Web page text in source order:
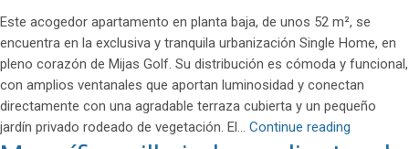
Este acogedor apartamento en planta baja, de unos 52 m², se
encuentra en la exclusiva y tranquila urbanización Single Home, en
pleno corazón de Mijas Golf. Su distribución es cómoda y funcional,
con amplios ventanales que aportan luminosidad y conectan
directamente con una agradable terraza cubierta y un pequeño
jardín privado rodeado de vegetación. El… Continue reading